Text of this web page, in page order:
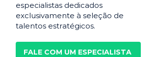
especialistas dedicados
exclusivamente à seleção de
talentos estratégicos.
FALE COM UM ESPECIALISTA